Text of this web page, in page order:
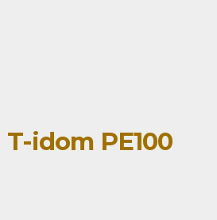
idom PE100